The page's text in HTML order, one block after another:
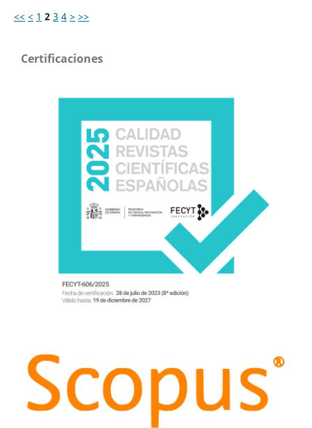
<< < 1 2 3 4 > >>
Certificaciones